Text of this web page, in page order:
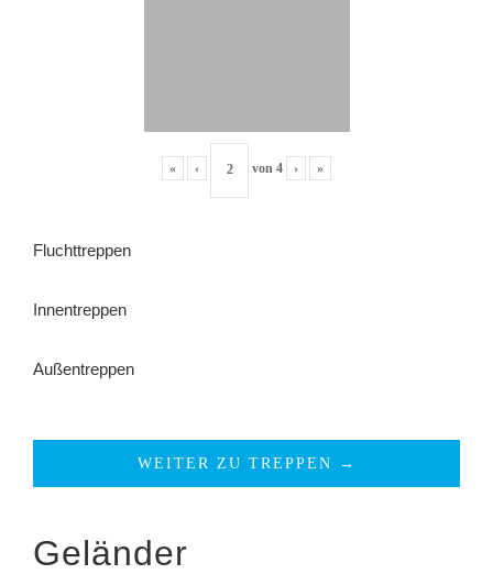
« ‹ von 4 › »
Fluchttreppen
Innentreppen
Außentreppen
WEITER ZU TREPPEN →
Geländer